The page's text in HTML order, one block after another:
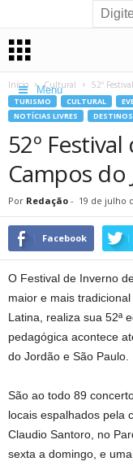
Menu
Início Cultural 52º
TURISMO CULTURAL
NOTÍCIAS LIVRES
DESTINOS
52º
Campos do
Por Redação - 19 de julho
Facebook
O Festival de Inverno
maior e mais
Latina, realiza sua 52ª
pedagógica acontece
do Jordão e São Paulo.
São ao todo 89
locais espalhados pela
Claudio Santoro, no
sexta a domingo, e